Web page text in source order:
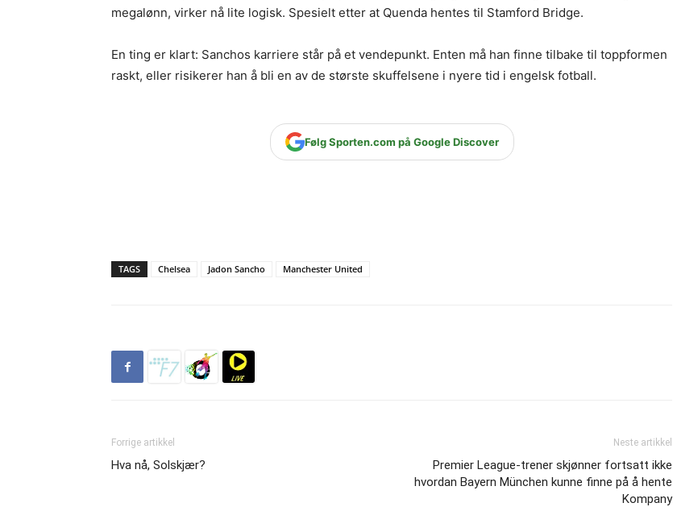
megalønn, virker nå lite logisk. Spesielt etter at Quenda hentes til Stamford Bridge.
En ting er klart: Sanchos karriere står på et vendepunkt. Enten må han finne tilbake til toppformen
raskt, eller risikerer han å bli en av de største skuffelsene i nyere tid i engelsk fotball.
Følg Sporten.com på Google Discover
TAGS Chelsea Jadon Sancho Manchester United
Forrige artikkel
Hva nå, Solskjær?
Neste artikkel
Premier League-trener skjønner fortsatt ikke
hvordan Bayern München kunne finne på å hente
Kompany